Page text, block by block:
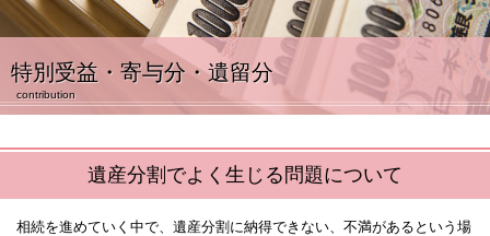
特別受益・寄与分・遺留分
contribution
遺産分割でよく生じる問題について
相続を進めていく中で、遺産分割に納得できない、不満があるという場